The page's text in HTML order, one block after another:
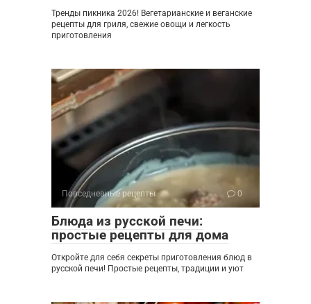
Тренды пикника 2026! Вегетарианские и веганские
рецепты для гриля, свежие овощи и легкость
приготовления
Повседневные рецепты 0
Блюда из русской печи:
простые рецепты для дома
Откройте для себя секреты приготовления блюд в
русской печи! Простые рецепты, традиции и уют